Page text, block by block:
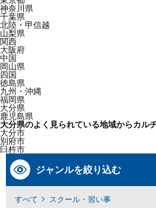
神奈川県
千葉県
北陸・甲信越
山梨県
関西
大阪府
中国
岡山県
四国
徳島県
九州・沖縄
福岡県
大分県
鹿児島県
大分県のよく見られている地域からカル
大分市
別府市
臼杵市
ジャンルを絞り込む
すべて スクール・習い事